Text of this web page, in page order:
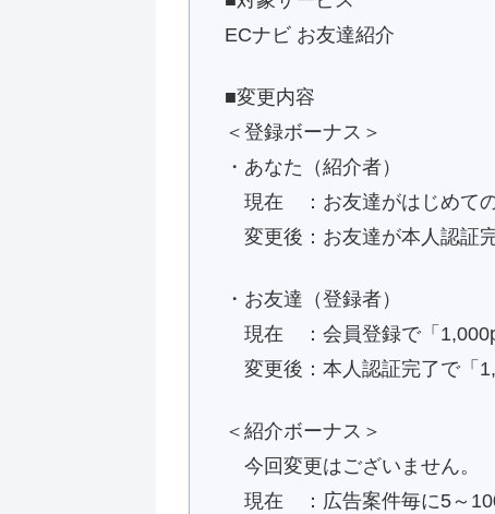
ECナビ お友達紹介
■変更内容
＜登録ボーナス＞
・あなた（紹介者）
現在 ：お友達がはじめての
変更後：お友達が本人認証
・お友達（登録者）
現在 ：会員登録で「
変更後：本人認証完了で「
＜紹介ボーナス＞
今回変更はございません。
現在 ：広告案件毎に5～